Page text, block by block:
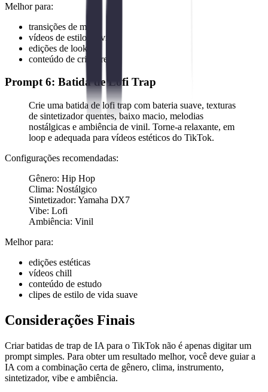
Melhor para:
transições de moda
vídeos de estilo de vida
edições de looks
conteúdo de criadores
Prompt 6: Batida de Lofi Trap
Crie uma batida de lofi trap com bateria suave, texturas
de sintetizador quentes, baixo macio, melodias
nostálgicas e ambiência de vinil. Torne-a relaxante, em
loop e adequada para vídeos estéticos do TikTok.
Configurações recomendadas:
Gênero: Hip Hop
Clima: Nostálgico
Sintetizador: Yamaha DX7
Vibe: Lofi
Ambiência: Vinil
Melhor para:
edições estéticas
vídeos chill
conteúdo de estudo
clipes de estilo de vida suave
Considerações Finais
Criar batidas de trap de IA para o TikTok não é apenas digitar um
prompt simples. Para obter um resultado melhor, você deve guiar a
IA com a combinação certa de gênero, clima, instrumento,
sintetizador, vibe e ambiência.